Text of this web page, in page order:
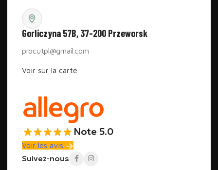
Gorliczyna 57B, 37-200 Przeworsk
procutpl@gmail.com
Voir sur la carte
Note 5.0
Voir les avis
Suivez-nous